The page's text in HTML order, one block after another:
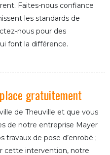
Faites-nous confiance
les standards de
nous pour des
font la différence.
gratuitement
de Theuville et que vous
de notre entreprise Mayer
travaux de pose d’enrobé ;
cette intervention, notre